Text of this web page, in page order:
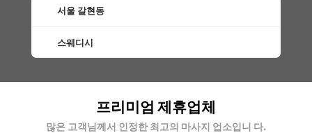
서울 갈현동
스웨디시
프리미엄 제휴업체
많은 고객님께서 인정한 최고의 마사지 업소입니 다.